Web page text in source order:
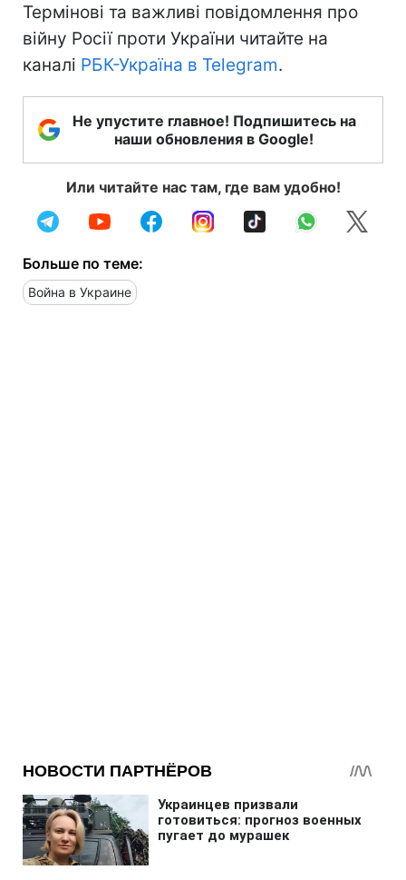
Термінові та важливі повідомлення про
війну Росії проти України читайте на
каналі РБК-Україна в Telegram.
Не упустите главное! Подпишитесь на
наши обновления в Google!
Или читайте нас там, где вам удобно!
Больше по теме:
Война в Украине